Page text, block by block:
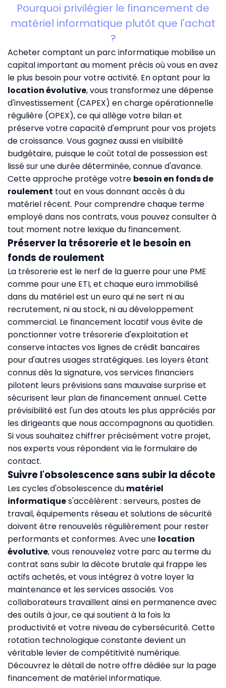
Pourquoi privilégier le financement de
matériel informatique plutôt que l'achat
?
Acheter comptant un parc informatique mobilise un
capital important au moment précis où vous en avez
le plus besoin pour votre activité. En optant pour la
location évolutive, vous transformez une dépense
d'investissement (CAPEX) en charge opérationnelle
régulière (OPEX), ce qui allège votre bilan et
préserve votre capacité d'emprunt pour vos projets
de croissance. Vous gagnez aussi en visibilité
budgétaire, puisque le coût total de possession est
lissé sur une durée déterminée, connue d'avance.
Cette approche protège votre besoin en fonds de
roulement tout en vous donnant accès à du
matériel récent. Pour comprendre chaque terme
employé dans nos contrats, vous pouvez consulter à
tout moment notre lexique du financement.
Préserver la trésorerie et le besoin en
fonds de roulement
La trésorerie est le nerf de la guerre pour une PME
comme pour une ETI, et chaque euro immobilisé
dans du matériel est un euro qui ne sert ni au
recrutement, ni au stock, ni au développement
commercial. Le financement locatif vous évite de
ponctionner votre trésorerie d'exploitation et
conserve intactes vos lignes de crédit bancaires
pour d'autres usages stratégiques. Les loyers étant
connus dès la signature, vos services financiers
pilotent leurs prévisions sans mauvaise surprise et
sécurisent leur plan de financement annuel. Cette
prévisibilité est l'un des atouts les plus appréciés par
les dirigeants que nous accompagnons au quotidien.
Si vous souhaitez chiffrer précisément votre projet,
nos experts vous répondent via le formulaire de
contact.
Suivre l'obsolescence sans subir la décote
Les cycles d'obsolescence du matériel
informatiques'accélèrent : serveurs, postes de
travail, équipements réseau et solutions de sécurité
doivent être renouvelés régulièrement pour rester
performants et conformes. Avec une location
évolutive, vous renouvelez votre parc au terme du
contrat sans subir la décote brutale qui frappe les
actifs achetés, et vous intégrez à votre loyer la
maintenance et les services associés. Vos
collaborateurs travaillent ainsi en permanence avec
des outils à jour, ce qui soutient à la fois la
productivité et votre niveau de cybersécurité. Cette
rotation technologique constante devient un
véritable levier de compétitivité numérique.
Découvrez le détail de notre offre dédiée sur la page
financement de matériel informatique.